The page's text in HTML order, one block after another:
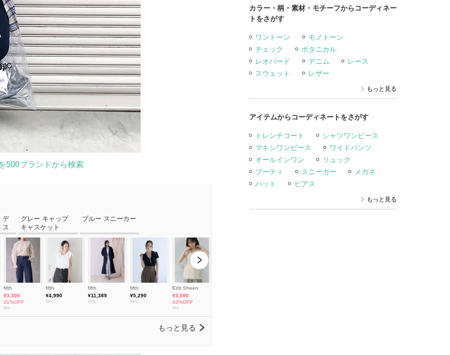
500ブランドから検索
カラー・柄・素材・モチーフからコーディネー
トをさがす
ワントーン
モノトーン
チェック
ボタニカル
レオパード
デニム
レース
スウェット
レザー
もっと見る
アイテムからコーディネートをさがす
トレンチコート
シャツワンピース
マキシワンピース
ワイドパンツ
オールインワン
リュック
ブーティ
スニーカー
メガネ
ハット
ピアス
もっと見る